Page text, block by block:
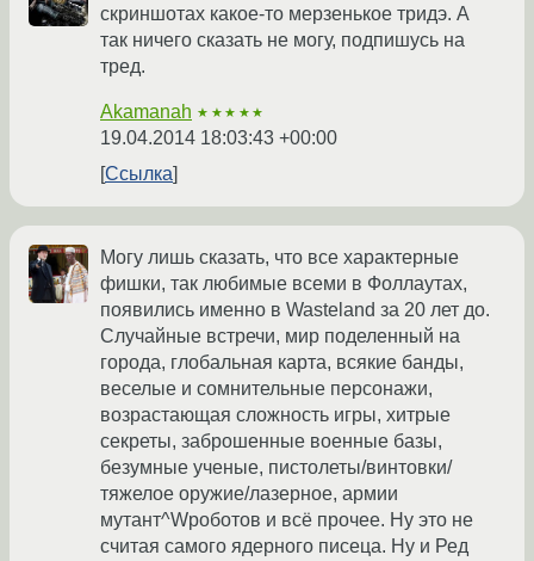
скриншотах какое-то мерзенькое тридэ. А
так ничего сказать не могу, подпишусь на
тред.
Akamanah ★★★★★
19.04.2014 18:03:43 +00:00
Ссылка
Могу лишь сказать, что все характерные
фишки, так любимые всеми в Фоллаутах,
появились именно в Wasteland за 20 лет до.
Случайные встречи, мир поделенный на
города, глобальная карта, всякие банды,
веселые и сомнительные персонажи,
возрастающая сложность игры, хитрые
секреты, заброшенные военные базы,
безумные ученые, пистолеты/винтовки/
тяжелое оружие/лазерное, армии
мутант^Wроботов и всё прочее. Ну это не
считая самого ядерного писеца. Ну и Ред